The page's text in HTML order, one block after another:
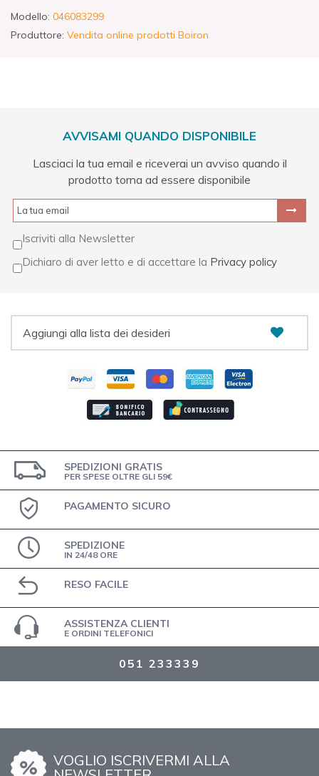
Modello: 046083299
Produttore: Vendita online prodotti Boiron
AVVISAMI QUANDO DISPONIBILE
Lasciaci la tua email e riceverai un avviso quando il
prodotto torna ad essere disponibile
Iscriviti alla Newsletter
Dichiaro di aver letto e di accettare la Privacy policy
Aggiungi alla lista dei desideri
SPEDIZIONI GRATIS
PER SPESE OLTRE GLI 59€
PAGAMENTO SICURO
SPEDIZIONE
IN 24/48 ORE
RESO FACILE
ASSISTENZA CLIENTI
E ORDINI TELEFONICI
051 233339
VOGLIO ISCRIVERMI ALLA